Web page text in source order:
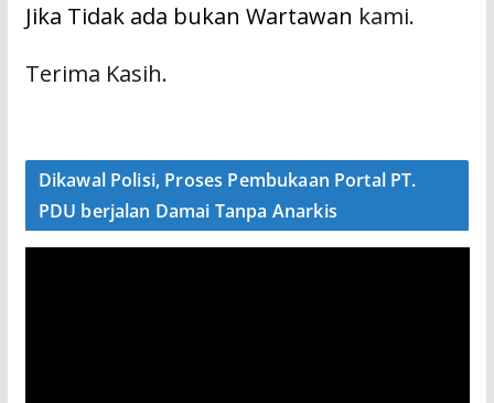
Jika Tidak ada bukan Wartawan kami.
Terima Kasih.
Dikawal Polisi, Proses Pembukaan Portal PT.
PDU berjalan Damai Tanpa Anarkis